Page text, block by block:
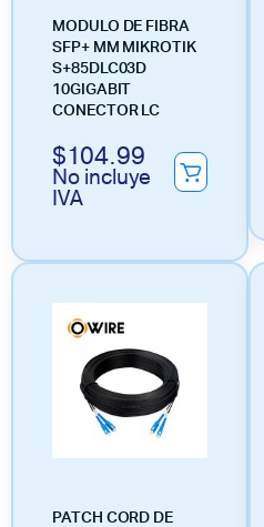
MODULO DE FIBRA
SFP+ MM MIKROTIK
S+85DLC03D
10GIGABIT
CONECTOR LC
$104.99
No incluye
IVA
PATCH CORD DE